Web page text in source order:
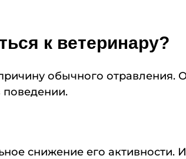
к ветеринару?
обычного отравления.
снижение его активности.